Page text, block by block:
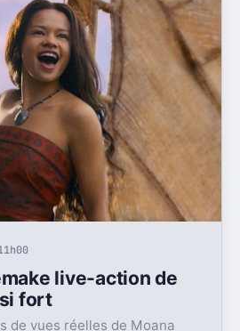
live-action de
fort
de vues réelles de Moana